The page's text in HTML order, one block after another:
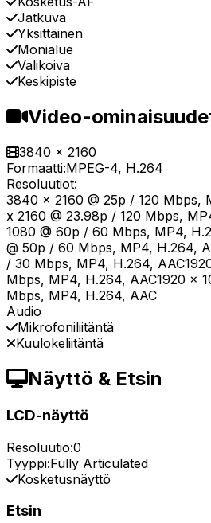
Jatkuva
Yksittäinen
Monialue
Valikoiva
Keskipiste
Video-
3840 x 2160
Formaatti:MPEG-4, H.264
Resoluutiot:
3840 x 2160 @ 25p / 120 Mbps,
x 2160 @ 23.98p / 120 Mbps,
1080 @ 60p / 60 Mbps, MP4,
@ 50p / 60 Mbps, MP4, H.264,
/ 30 Mbps, MP4, H.264,
Mbps, MP4, H.264, AAC1920 x
Mbps, MP4, H.264, AAC
Audio
Mikrofoniliitäntä
Kuulokeliitäntä
Näyttö & Etsin
LCD-näyttö
Resoluutio:0
Tyyppi:Fully Articulated
Kosketusnäyttö
Etsin